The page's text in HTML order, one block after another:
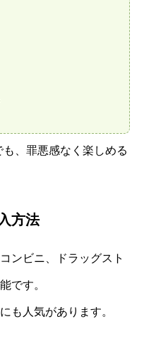
、罪悪感なく楽しめる
方法
ンビニ、ドラッグスト
です。
も人気があります。